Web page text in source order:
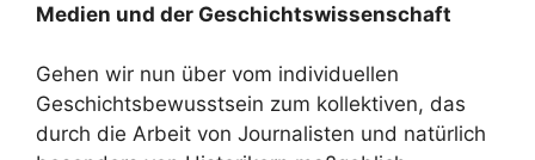
Medien und der Geschichtswissenschaft
Gehen wir nun über vom individuellen
Geschichtsbewusstsein zum kollektiven, das
durch die Arbeit von Journalisten und natürlich